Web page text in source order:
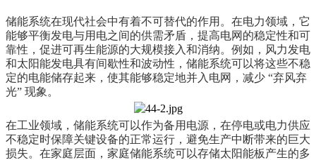
储能系统在现代社会中有着不可替代的作用。在电力领域，它
能够平衡发电与用电之间的供需矛盾，提高电网的稳定性和可
靠性，促进可再生能源的大规模接入和消纳。例如，风力发电
和太阳能发电具有间歇性和波动性，储能系统可以将这些不稳
定的电能储存起来，使其能够稳定地并入电网，减少 “弃风弃
光” 现象。
在工业领域，储能系统可以作为备用电源，在停电或电力供应
不稳定时保障关键设备的正常运行，避免生产中断带来的巨大
损失。在家庭层面，家庭储能系统可以存储太阳能板产生的多